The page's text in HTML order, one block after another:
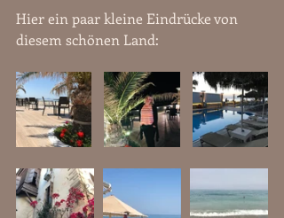
Hier ein paar kleine Eindrücke von
diesem schönen Land: